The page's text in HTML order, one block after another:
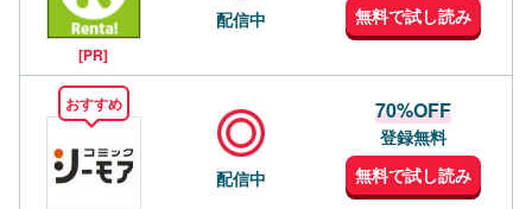
[PR]
配信中
無料で試し読み
おすすめ
配信中
70%OFF
登録無料
無料で試し読み